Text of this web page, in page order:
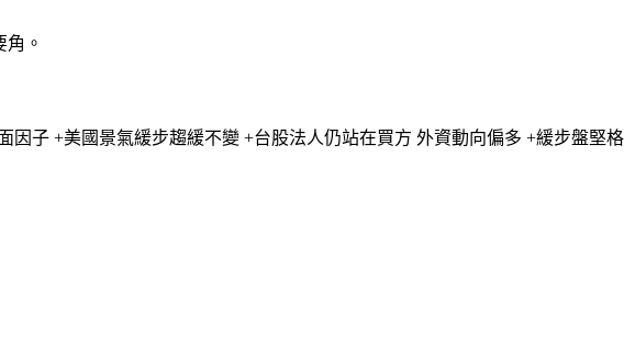
。
子 +美國景氣緩步趨緩不變 +台股法人仍站在買方 外資動向偏多 +緩步盤堅